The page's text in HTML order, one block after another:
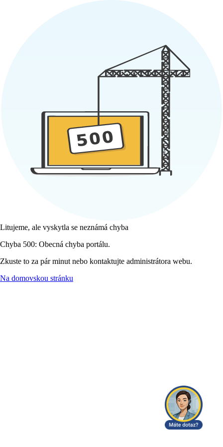
Litujeme, ale vyskytla se neznámá chyba
Chyba 500: Obecná chyba portálu.
Zkuste to za pár minut nebo kontaktujte administrátora webu.
Na domovskou stránku